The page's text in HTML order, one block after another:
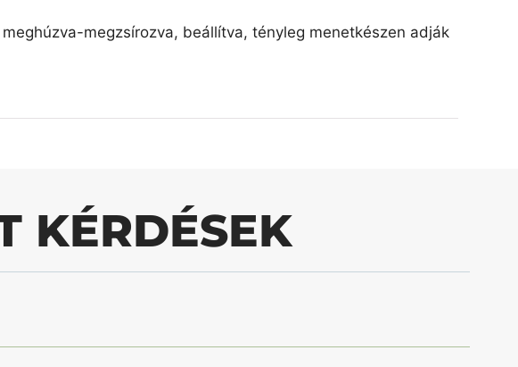
megzsírozva, beállítva, tényleg menetkészen adják
KÉRDÉSEK